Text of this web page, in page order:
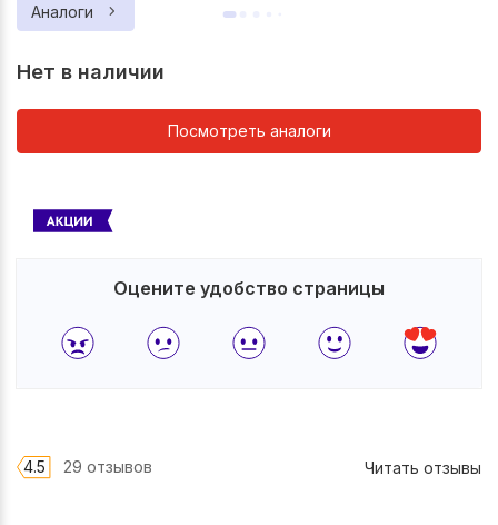
Аналоги
Нет в наличии
Посмотреть аналоги
Оцените удобство страницы
4.5 29 отзывов Читать отзывы